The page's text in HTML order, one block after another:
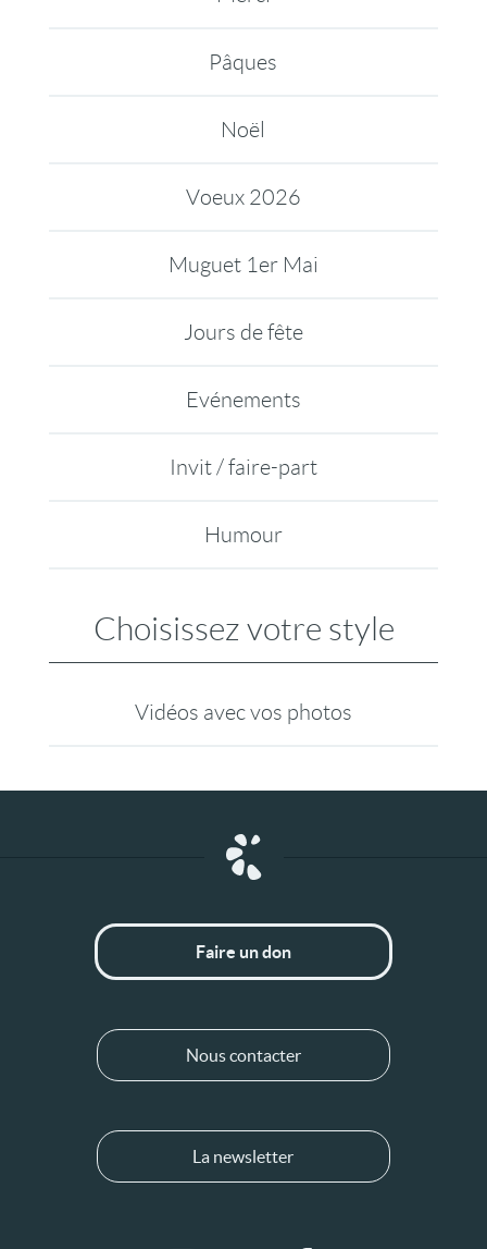
Pâques
Noël
Voeux 2026
Muguet 1er Mai
Jours de fête
Evénements
Invit / faire-part
Humour
Choisissez votre style
Vidéos avec vos photos
Faire un don
Nous contacter
La newsletter